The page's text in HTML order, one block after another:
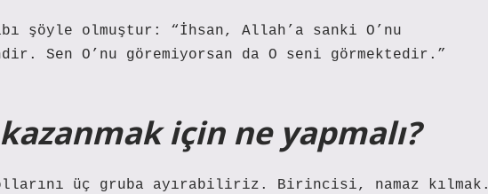
şöyle olmuştur: “İhsan, Allah’a sanki O’nu
Sen O’nu göremiyorsan da O seni görmektedir.”
kazanmak için ne yapmalı?
üç gruba ayırabiliriz. Birincisi, namaz kılmak.